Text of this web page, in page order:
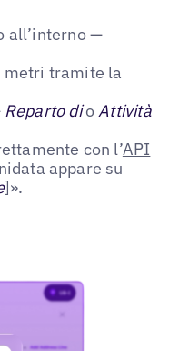
all’interno —
metri tramite la
Reparto dio Attività
con l’API
appare su
]».